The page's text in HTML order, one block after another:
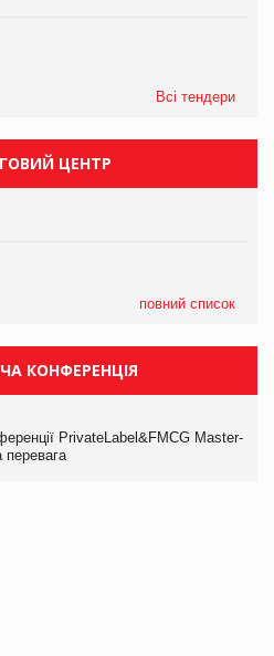
Всі тендери
ЦЕНТР
повний список
КОНФЕРЕНЦІЯ
PrivateLabel&FMCG Master-